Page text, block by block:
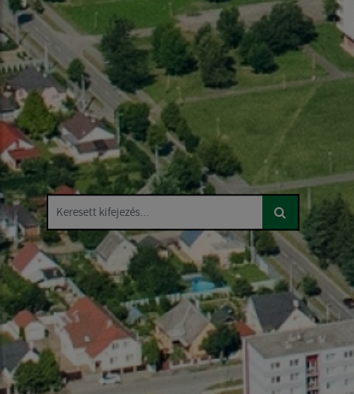
Keresett kifejezés...